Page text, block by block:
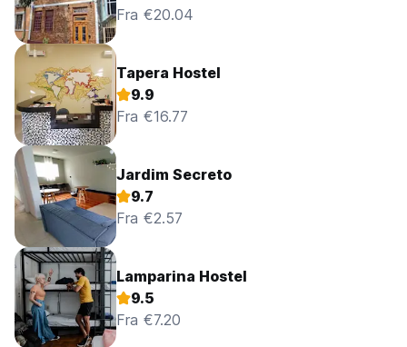
Fra €20.04
Tapera Hostel
9.9
Fra €16.77
Jardim Secreto
9.7
Fra €2.57
Lamparina Hostel
9.5
Fra €7.20